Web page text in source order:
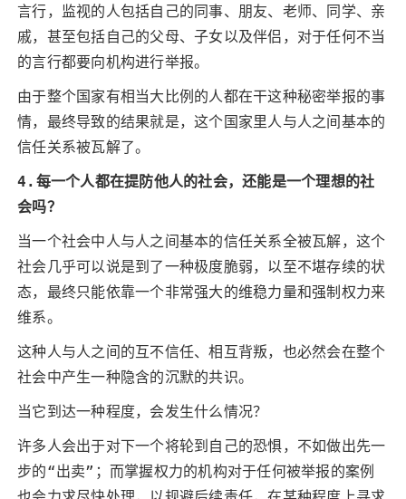
言行，监视的人包括自己的同事、朋友、老师、同学、亲
戚，甚至包括自己的父母、子女以及伴侣，对于任何不当
的言行都要向机构进行举报。
由于整个国家有相当大比例的人都在干这种秘密举报的事
情，最终导致的结果就是，这个国家里人与人之间基本的
信任关系被瓦解了。
4.每一个人都在提防他人的社会，还能是一个理想的社
会吗？
当一个社会中人与人之间基本的信任关系全被瓦解，这个
社会几乎可以说是到了一种极度脆弱，以至不堪存续的状
态，最终只能依靠一个非常强大的维稳力量和强制权力来
维系。
这种人与人之间的互不信任、相互背叛，也必然会在整个
社会中产生一种隐含的沉默的共识。
当它到达一种程度，会发生什么情况？
许多人会出于对下一个将轮到自己的恐惧，不如做出先一
步的“出卖”；而掌握权力的机构对于任何被举报的案例